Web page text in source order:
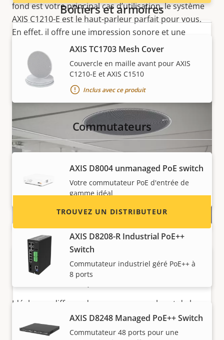
fond est votre principal cas d’utilisation, le système
AXIS C1210-E est le haut-parleur parfait pour vous.
En effet, il offre une impression sonore et une
gamme de basses plus profondes pour garantir un
son de qualité supérieure, à tout moment.
Installation discrète au
plafond
Idéal pour diffuser des annonces vocales et de la
musique de fond dans vos locaux, le système AXIS
C1210-E offre une installation discrète en plafond
Boîtiers et armoires
AXIS TC1703 Mesh Cover
Couvercle en maille avant pour AXIS
C1210-E et AXIS C1510
Inclus avec ce produit
Commutateurs
AXIS ​D8004 unmanaged PoE switch
Votre commutateur PoE d'entrée de
gamme idéal
AXIS D8208-R Industrial PoE++
Switch
Commutateur industriel géré PoE++ à
8 ports
AXIS D8248 Managed PoE++ Switch
Commutateur 48 ports pour une
Vous voulez vendre des produits
Axis ?
Vous souhaitez devenir revendeur ? Trouvez
et de systèmes Axis.
TROUVEZ UN DISTRIBUTEUR